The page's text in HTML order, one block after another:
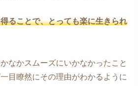
ることで、とっても楽に生きられ
なかスムーズにいかなかったこと
目瞭然にその理由がわかるように